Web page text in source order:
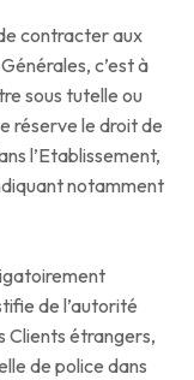
contracter aux
c’est à
sous tutelle ou
réserve le droit de
l’Etablissement,
notamment
de l’autorité
Clients étrangers,
de police dans